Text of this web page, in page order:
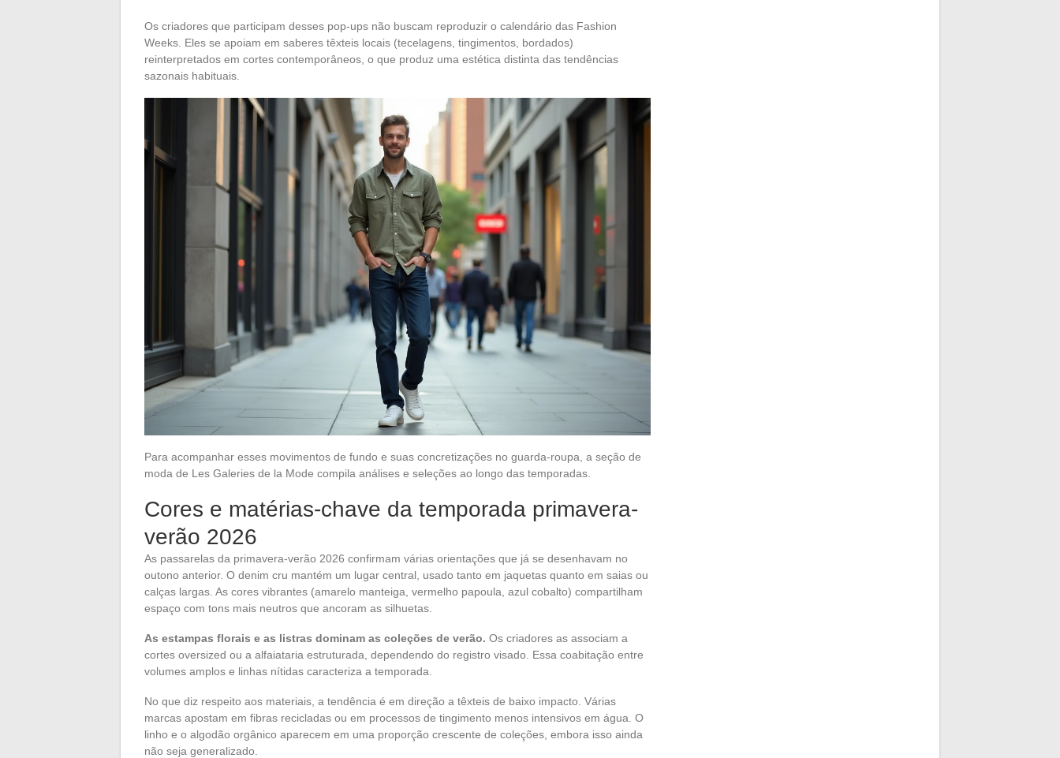
Os criadores que participam desses pop-ups não buscam reproduzir o calendário das Fashion
Weeks. Eles se apoiam em saberes têxteis locais (tecelagens, tingimentos, bordados)
reinterpretados em cortes contemporâneos, o que produz uma estética distinta das tendências
sazonais habituais.
Para acompanhar esses movimentos de fundo e suas concretizações no guarda-roupa, a seção de
moda de Les Galeries de la Mode compila análises e seleções ao longo das temporadas.
Cores e matérias-chave da temporada primavera-
verão 2026
As passarelas da primavera-verão 2026 confirmam várias orientações que já se desenhavam no
outono anterior. O denim cru mantém um lugar central, usado tanto em jaquetas quanto em saias ou
calças largas. As cores vibrantes (amarelo manteiga, vermelho papoula, azul cobalto) compartilham
espaço com tons mais neutros que ancoram as silhuetas.
As estampas florais e as listras dominam as coleções de verão. Os criadores as associam a
cortes oversized ou a alfaiataria estruturada, dependendo do registro visado. Essa coabitação entre
volumes amplos e linhas nítidas caracteriza a temporada.
No que diz respeito aos materiais, a tendência é em direção a têxteis de baixo impacto. Várias
marcas apostam em fibras recicladas ou em processos de tingimento menos intensivos em água. O
linho e o algodão orgânico aparecem em uma proporção crescente de coleções, embora isso ainda
não seja generalizado.